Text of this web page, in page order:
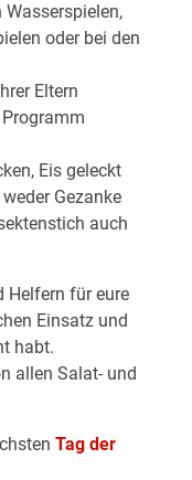
oder bei den
Eltern
Eis geleckt
Gezanke
auch
Helfern für eure
Einsatz und
habt.
allen Salat- und
Tag der